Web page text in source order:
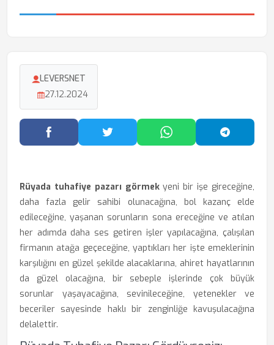
LEVERSNET
27.12.2024
Facebook'ta PaylaşTwitter'da PaylaşWhatsApp'ta Paylaş
Rüyada tuhafiye pazarı görmekyeni bir işe gireceğine,
daha fazla gelir sahibi olunacağına, bol kazanç elde
edileceğine, yaşanan sorunların sona ereceğine ve atılan
her adımda daha ses getiren işler yapılacağına, çalışılan
firmanın atağa geçeceğine, yaptıkları her işte emeklerinin
karşılığını en güzel şekilde alacaklarına, ahiret hayatlarının
da güzel olacağına, bir sebeple işlerinde çok büyük
sorunlar yaşayacağına, sevinileceğine, yetenekler ve
beceriler sayesinde haklı bir zenginliğe kavuşulacağına
delalettir.